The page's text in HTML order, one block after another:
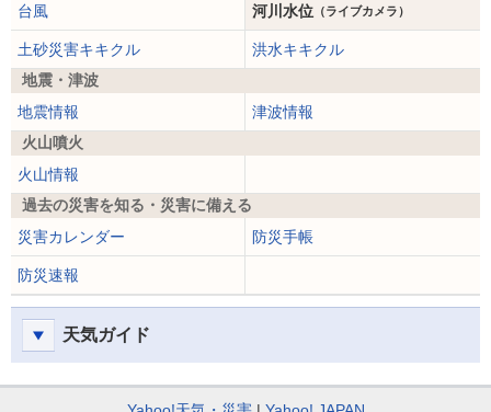
台風
河川水位 （ライブカメラ）
土砂災害キキクル
洪水キキクル
地震・津波
地震情報
津波情報
火山噴火
火山情報
過去の災害を知る・災害に備える
災害カレンダー
防災手帳
防災速報
天気ガイド